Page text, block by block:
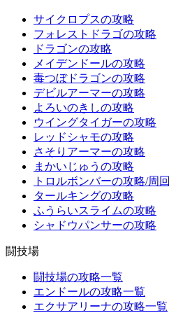
サイクロプスの攻略
フォレストドラゴの攻略
ドラゴンの攻略
メイデンドールの攻略
毒つぼドラゴンの攻略
デビルアーマーの攻略
よろいのきしの攻略
ウイングタイガーの攻略
レッドシャモの攻略
さそりアーマーの攻略
まかいじゅうの攻略
トロルボンバーの攻略/周回
タールキングの攻略
ふうらいスライムの攻略
シャドウパンサーの攻略
闘技場
闘技場の攻略一覧
エンドールの攻略一覧
エクサアリーナの攻略一覧